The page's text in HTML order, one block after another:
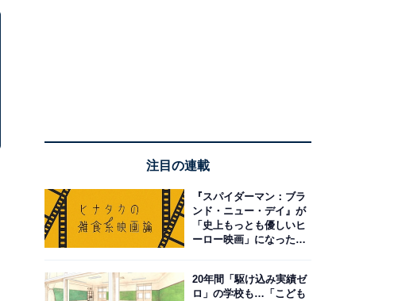
注目の連載
『スパイダーマン：ブラ
ンド・ニュー・デイ』が
「史上もっとも優しいヒ
ーロー映画」になった理
20年間「駆け込み実績ゼ
ロ」の学校も…「こども